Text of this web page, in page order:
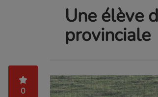
Une élève
provinciale
0